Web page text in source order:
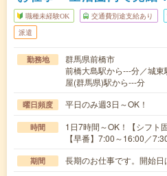
職種未経験OK 交通費別途支給あり
派遣
勤務地
群馬県前橋市
前橋大島駅から---分／城
屋(群馬県)駅から---分
曜日頻度 平日のみ週3日～OK！
時間
1日7時間～OK！【シフト
【早番】7:00～16:00／
期間 長期のお仕事です。開始